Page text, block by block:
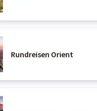
Rundreisen Orient